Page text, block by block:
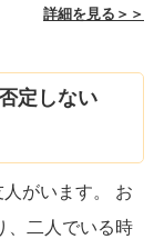
詳細を見る＞＞
定しない
がいます。 お
、二人でいる時